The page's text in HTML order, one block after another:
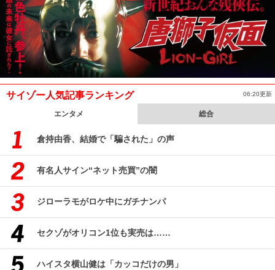
サイゾー人気記事ランキング 06:20更新
エンタメ 総合
倉持由香、結婚で「騙された」の声
有名人サイン“ネット売買”の闇
ジローラモがロケ中にガチナンパ
セクゾがオリコン1位も実売は……
ハイスタ横山健は「カッコだけの男」